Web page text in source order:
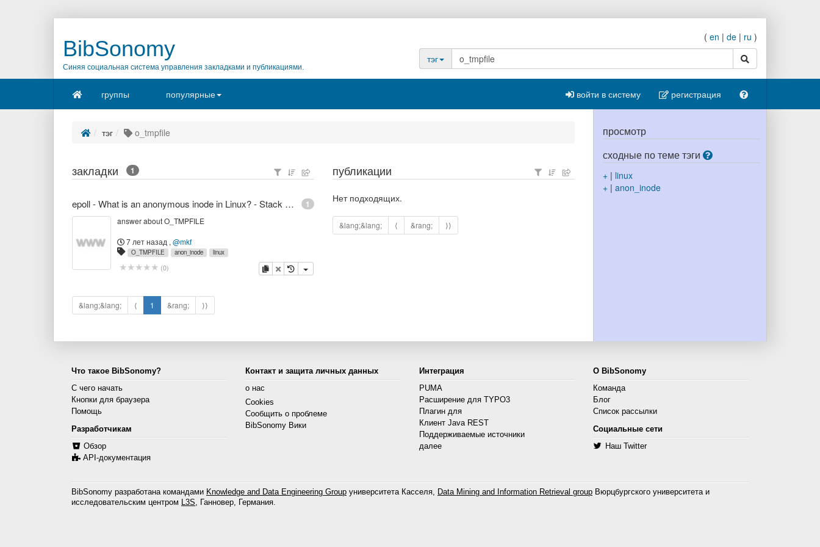
BibSonomy
Синяя социальная система управления закладками и публикациями.
( en | de | ru )
тэг
поиск
группы популярные войти в систему регистрация
тэг o_tmpfile
закладки 1
1
epoll - What is an anonymous inode in Linux? - Stack Overflow
answer about O_TMPFILE
7 лет назад , @mkf
O_TMPFILE anon_inode linux
(0) копировать
удалить
&lang;&lang; ⟨ 1 &rang; ⟩⟩
публикации
Нет подходящих.
&lang;&lang; ⟨ &rang; ⟩⟩
просмотр
сходные по теме тэги
+| linux
+| anon_inode
Что такое BibSonomy?
С чего начать
Кнопки для браузера
Помощь
Разработчикам
Обзор
API-документация
Контакт и защита личных данных
о нас
Cookies
Сообщить о проблеме
BibSonomy Вики
Интеграция
PUMA
Расширение для TYPO3
Плагин для
Клиент Java REST
Поддерживаемые источники
далее
О BibSonomy
Команда
Блог
Список рассылки
Социальные сети
Наш Twitter
BibSonomy разработана командами Knowledge and Data Engineering Group университета Касселя, Data Mining and Information Retrieval group Вюрцбургского университета и
исследовательским центром L3S, Ганновер, Германия.